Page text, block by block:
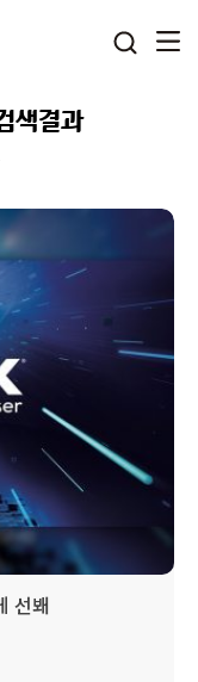
색결과
선봬